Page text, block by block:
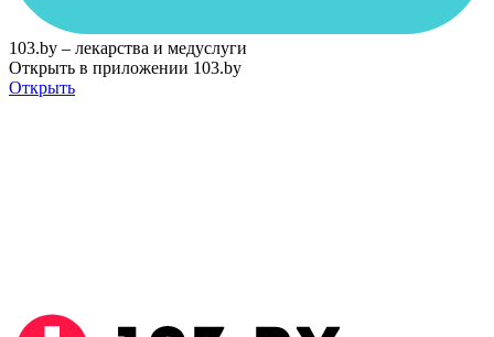
103.by – лекарства и медуслуги
Открыть в приложении 103.by
Открыть